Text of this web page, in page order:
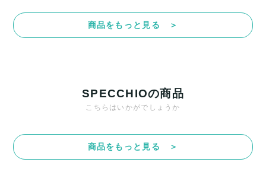
決済方法
出荷予定日：なるべく最短で発送致します。
兵庫県から出荷
商品をもっと見る ＞
SPECCHIOの商品
こちらはいかがでしょうか
商品をもっと見る ＞